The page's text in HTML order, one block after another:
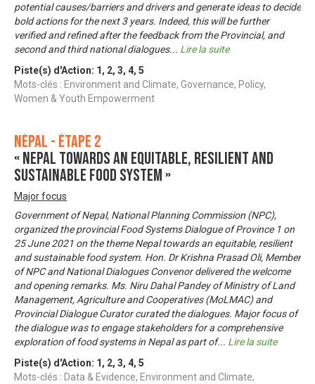
potential causes/barriers and drivers and generate ideas to decide
bold actions for the next 3 years. Indeed, this will be further
verified and refined after the feedback from the Provincial, and
second and third national dialogues... Lire la suite
Piste(s) d'Action: 1 , 2, 3, 4, 5
Mots-clés : Environment and Climate, Governance, Policy,
Women & Youth Empowerment
Népal - Étape 2
« Nepal towards an equitable, resilient and
sustainable food system »
Major focus
Government of Nepal, National Planning Commission (NPC),
organized the provincial Food Systems Dialogue of Province 1 on
25 June 2021 on the theme Nepal towards an equitable, resilient
and sustainable food system. Hon. Dr Krishna Prasad Oli, Member
of NPC and National Dialogues Convenor delivered the welcome
and opening remarks. Ms. Niru Dahal Pandey of Ministry of Land
Management, Agriculture and Cooperatives (MoLMAC) and
Provincial Dialogue Curator curated the dialogues. Major focus of
the dialogue was to engage stakeholders for a comprehensive
exploration of food systems in Nepal as part of... Lire la suite
Piste(s) d'Action: 1 , 2, 3, 4, 5
Mots-clés : Data & Evidence, Environment and Climate,